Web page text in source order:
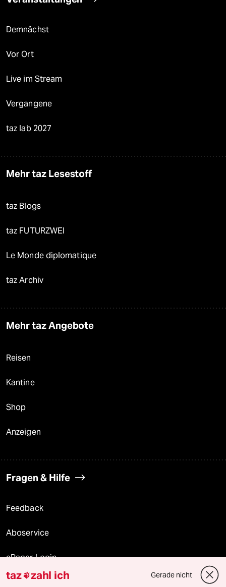
Demnächst
Vor Ort
Live im Stream
Vergangene
taz lab 2027
Mehr taz Lesestoff
taz Blogs
taz FUTURZWEI
Le Monde diplomatique
taz Archiv
Mehr taz Angebote
Reisen
Kantine
Shop
Anzeigen
Fragen & Hilfe
Feedback
Aboservice
ePaper Login
Downloads für Abonnierende
taz zahl ich Gerade nicht